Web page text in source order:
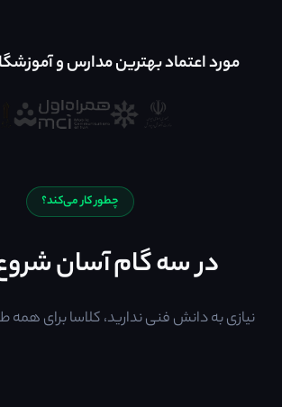
مورد اعتماد بهترین مدارس و
چطور کار می‌کند؟
در سه گام آسان
نیازی به دانش فنی ندارید، کلاسا برای